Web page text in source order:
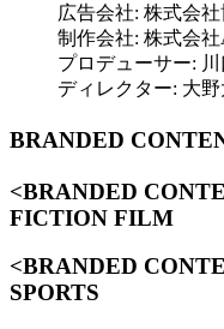
広告会社: 株式会
制作会社: 株式会社
プロデューサー:
ディレクター: 大
BRANDED
<BRANDED
FICTION FILM
<BRANDED
SPORTS